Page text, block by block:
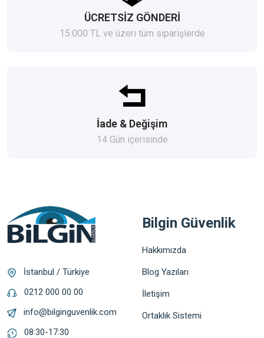
ÜCRETSİZ GÖNDERİ
15.000 TL ve üzeri tüm siparişlerde
İade & Değişim
14 Gün içerisinde
İstanbul / Türkiye
0212 000 00 00
info@bilginguvenlik.com
08:30-17:30
Bilgin Güvenlik
Hakkımızda
Blog Yazıları
İletişim
Ortaklık Sistemi